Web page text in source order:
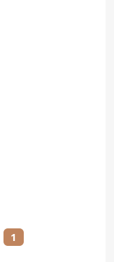
1